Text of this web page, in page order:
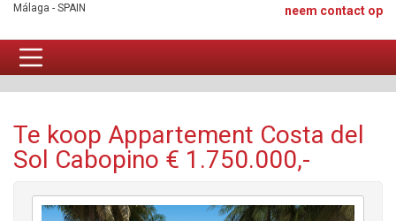
neem contact op
Málaga - SPAIN
Te koop Appartement Costa del
Sol Cabopino € 1.750.000,-